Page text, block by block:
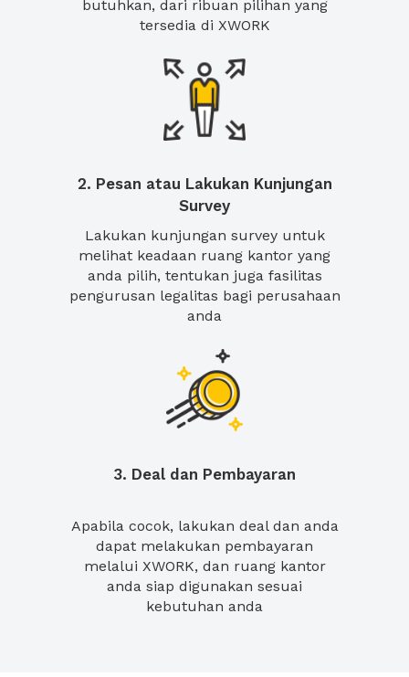
butuhkan, dari ribuan pilihan yang
tersedia di XWORK
2. Pesan atau Lakukan Kunjungan
Survey
Lakukan kunjungan survey untuk
melihat keadaan ruang kantor yang
anda pilih, tentukan juga fasilitas
pengurusan legalitas bagi perusahaan
anda
3. Deal dan Pembayaran
Apabila cocok, lakukan deal dan anda
dapat melakukan pembayaran
melalui XWORK, dan ruang kantor
anda siap digunakan sesuai
kebutuhan anda